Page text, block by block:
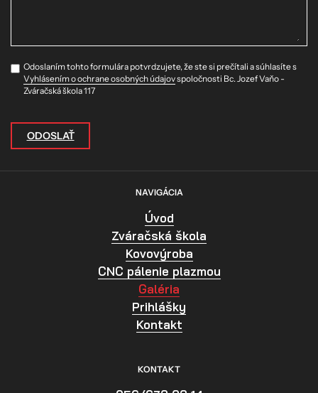
Odoslaním tohto formulára potvrdzujete, že ste si prečítali a súhlasíte s
Vyhlásením o ochrane osobných údajovspoločnosti Bc. Jozef Vaňo -
Zváračská škola 117
ODOSLAŤ
NAVIGÁCIA
Úvod
Zváračská škola
Kovovýroba
CNC pálenie plazmou
Galéria
Prihlášky
Kontakt
KONTAKT